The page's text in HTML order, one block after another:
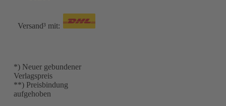
Versand³ mit:
*) Neuer gebundener
Verlagspreis
**) Preisbindung
aufgehoben